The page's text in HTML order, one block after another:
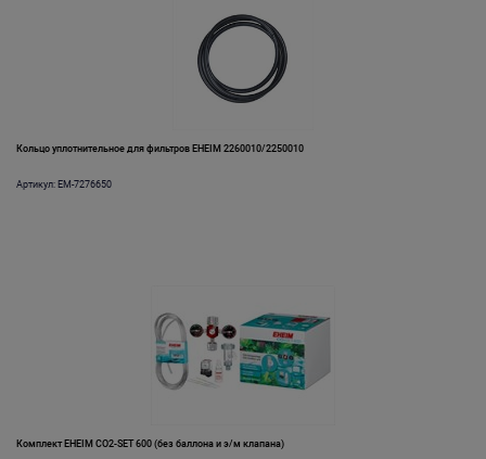
Кольцо уплотнительное для фильтров EHEIM 2260010/2250010
Артикул: EM-7276650
Комплект EHEIM CO2-SET 600 (без баллона и э/м клапана)